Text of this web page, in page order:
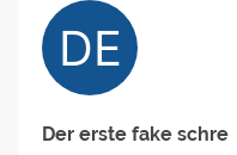
Der erste fake schre